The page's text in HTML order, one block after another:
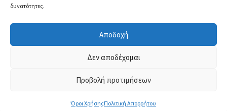
δυνατότητες.
Αποδοχή
Δεν αποδέχομαι
Προβολή προτιμήσεων
Όροι ΧρήσηςΠολιτική Απορρήτου
Τρίτη, Πέμπτη, Παρασκευή:08:30 – 14:00 & 18:00 – 21:00
ΤΙ-ΜΙ Τσολακίδης - ©2021 | ΓΕΜΗ: